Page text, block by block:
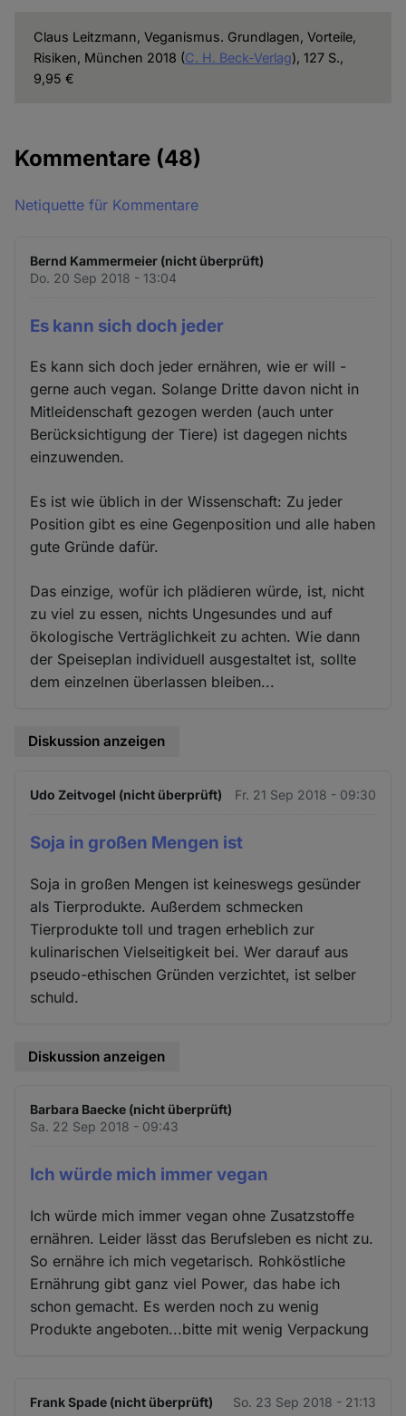
Claus Leitzmann, Veganismus. Grundlagen, Vorteile,
Risiken, München 2018 (C. H. Beck-Verlag), 127 S.,
9,95 €
Kommentare (48)
Netiquette für Kommentare
Bernd Kammermeier (nicht überprüft)
Do. 20 Sep 2018 - 13:04
Es kann sich doch jeder
Es kann sich doch jeder ernähren, wie er will -
gerne auch vegan. Solange Dritte davon nicht in
Mitleidenschaft gezogen werden (auch unter
Berücksichtigung der Tiere) ist dagegen nichts
einzuwenden.
Es ist wie üblich in der Wissenschaft: Zu jeder
Position gibt es eine Gegenposition und alle haben
gute Gründe dafür.
Das einzige, wofür ich plädieren würde, ist, nicht
zu viel zu essen, nichts Ungesundes und auf
ökologische Verträglichkeit zu achten. Wie dann
der Speiseplan individuell ausgestaltet ist, sollte
dem einzelnen überlassen bleiben...
Diskussion anzeigen
Udo Zeitvogel (nicht überprüft) Fr. 21 Sep 2018 - 09:30
Soja in großen Mengen ist
Soja in großen Mengen ist keineswegs gesünder
als Tierprodukte. Außerdem schmecken
Tierprodukte toll und tragen erheblich zur
kulinarischen Vielseitigkeit bei. Wer darauf aus
pseudo-ethischen Gründen verzichtet, ist selber
schuld.
Diskussion anzeigen
Barbara Baecke (nicht überprüft)
Sa. 22 Sep 2018 - 09:43
Ich würde mich immer vegan
Ich würde mich immer vegan ohne Zusatzstoffe
ernähren. Leider lässt das Berufsleben es nicht zu.
So ernähre ich mich vegetarisch. Rohköstliche
Ernährung gibt ganz viel Power, das habe ich
schon gemacht. Es werden noch zu wenig
Produkte angeboten...bitte mit wenig Verpackung
Frank Spade (nicht überprüft) So. 23 Sep 2018 - 21:13